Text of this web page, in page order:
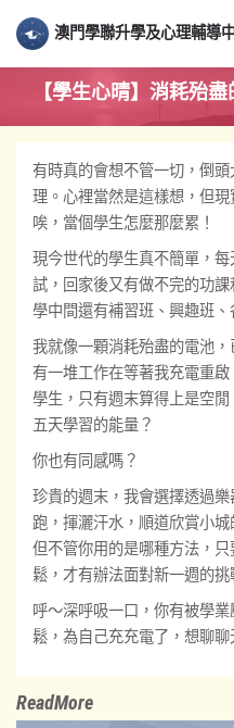
澳門學聯升學及心理輔導
【學生心晴】消耗殆盡
有時真的會想不管一切，倒
理。心裡當然是這樣想，但
唉，當個學生怎麼那麼累！
現今世代的學生真不簡單，
試，回家後又有做不完的功
學中間還有補習班、興趣班、
我就像一顆消耗殆盡的電池
有一堆工作在等著我充電重
學生，只有週末算得上是空
五天學習的能量？
你也有同感嗎？
珍貴的週末，我會選擇透過
跑，揮灑汗水，順道欣賞小
但不管你用的是哪種方法，
鬆，才有辦法面對新一週的挑
呼～深呼吸一口，你有被學
鬆，為自己充充電了，想聊聊
ReadMore